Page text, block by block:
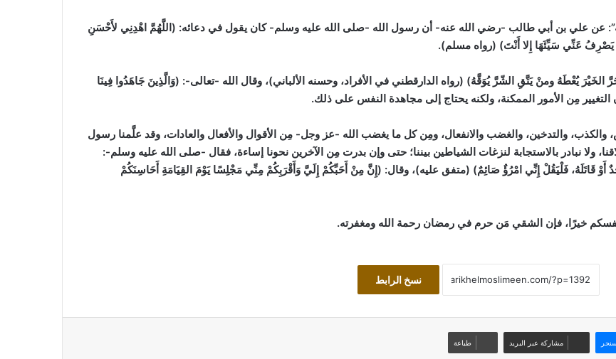
عن علي بن أبي طالب -رضي الله عنه- أن رسول الله -صلى الله عليه وسلم- كان يقول في دعائه: (اللَّهُمَّ اهْدِنِي لأَحْسَنِ
يَصْرِفُ عَنِّي سَيِّئَهَا إِلا أَنْتَ) (رواه مسلم).
الخَيْرَ يُعْطَهُ ومنْ يَتَّقِ الشّرَّ يُوَقَّهُ) (رواه الدارقطني في الأفراد، وحسنه الألباني)، وقال الله -تعالى-: (وَالَّذِينَ جَاهَدُوا فِينَا
التغيير مِن الأمور الممكنة، ولكنه يحتاج إلى مجاهدة النفس على ذلك.
والتدخين، والغضب والانفعال، ومِن كل ما يغضب الله -عز وجل- مِن الأقوال والأفعال والعادات، وقد علَّمنا رسول
ولا نبادر بالاستجابة لنزغات الشياطين بيننا؛ حتى وإن بدرت مِن الآخرين نحونا إساءة، فقال -صلى الله عليه وسلم-:
قَاتَلَهُ، فَلْيَقُلْ إِنِّي امْرُؤٌ صَائِمٌ) (متفق عليه)، وقال: (إِنَّ مِنْ أَحَبِّكُمْ إِلَيَّ وَأَقْرَبِكُمْ مِنِّي مَجْلِسًا يَوْمَ القِيَامَةِ أَحَاسِنَكُمْ
أنفسكم خيرًا، فإن الشقي مَن حرم في رمضان رحمة الله ومغفرته.
نسخ الرابط
مشاركة عبر البريد طباعة